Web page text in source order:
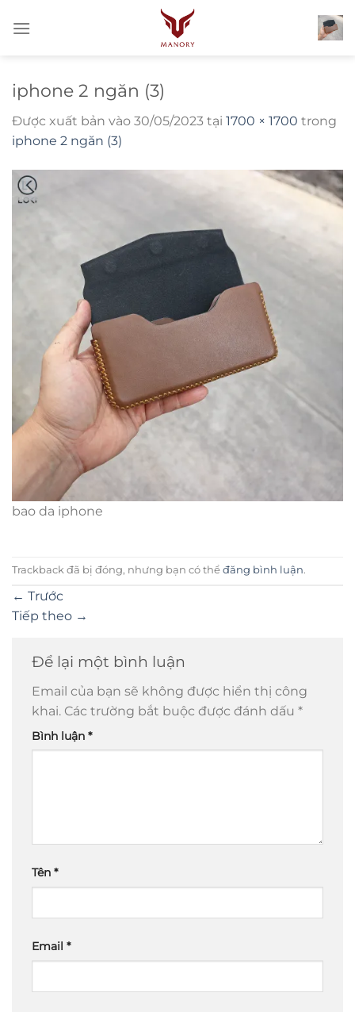
qua
iphone 2 ngăn (3)
Được xuất bản vào 30/05/2023 tại 1700 × 1700 trong
iphone 2 ngăn (3)
bao da iphone
Trackback đã bị đóng, nhưng bạn có thể đăng bình luận.
← Trước
Tiếp theo →
Để lại một bình luận
Email của bạn sẽ không được hiển thị công
khai. Các trường bắt buộc được đánh dấu *
Bình luận *
Tên *
Email *